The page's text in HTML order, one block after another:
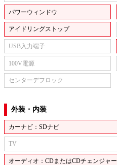
パワーウィンドウ
アイドリングストップ
USB入力端子
100V電源
センターデフロック
外装・内装
カーナビ：SDナビ
TV
オーディオ：CDまたはCDチェンジャー